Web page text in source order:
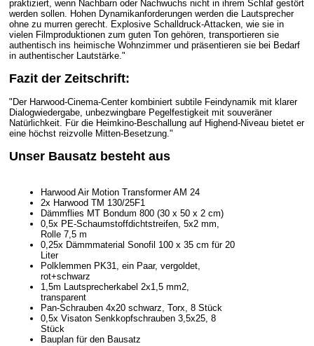
praktiziert, wenn Nachbarn oder Nachwuchs nicht in ihrem Schlaf gestört
werden sollen. Hohen Dynamikanforderungen werden die Lautsprecher
ohne zu murren gerecht. Explosive Schalldruck-Attacken, wie sie in
vielen Filmproduktionen zum guten Ton gehören, transportieren sie
authentisch ins heimische Wohnzimmer und präsentieren sie bei Bedarf
in authentischer Lautstärke."
Fazit der Zeitschrift:
"Der Harwood-Cinema-Center kombiniert subtile Feindynamik mit klarer
Dialogwiedergabe, unbezwingbare Pegelfestigkeit mit souveräner
Natürlichkeit. Für die Heimkino-Beschallung auf Highend-Niveau bietet er
eine höchst reizvolle Mitten-Besetzung."
Unser Bausatz besteht aus
Harwood Air Motion Transformer AM 24
2x Harwood TM 130/25F1
Dämmflies MT Bondum 800 (30 x 50 x 2 cm)
0,5x PE-Schaumstoffdichtstreifen, 5x2 mm,
Rolle 7,5 m
0,25x Dämmmaterial Sonofil 100 x 35 cm für 20
Liter
Polklemmen PK31, ein Paar, vergoldet,
rot+schwarz
1,5m Lautsprecherkabel 2x1,5 mm2,
transparent
Pan-Schrauben 4x20 schwarz, Torx, 8 Stück
0,5x Visaton Senkkopfschrauben 3,5x25, 8
Stück
Bauplan für den Bausatz